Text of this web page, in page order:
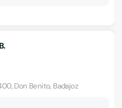
Don Benito, Badajoz